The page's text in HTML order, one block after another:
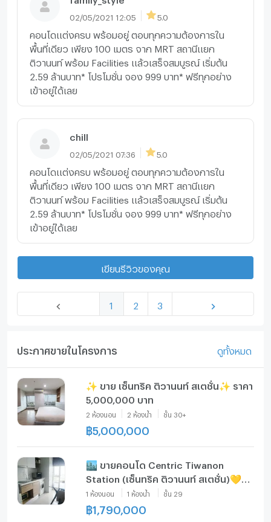
02/05/2021 12:05 5.0
คอนโดแต่งครบ พร้อมอยู่ ตอบทุกความต้องการใน
พื้นที่เดียว เพียง 100 เมตร จาก MRT สถานีแยก
ติวานนท์ พร้อม Facilities แล้วเสร็จสมบูรณ์ เริ่มต้น
2.59 ล้านบาท* โปรโมชั่น จอง 999 บาท* ฟรีทุกอย่าง
เข้าอยู่ได้เลย
chill
02/05/2021 07:36 5.0
คอนโดแต่งครบ พร้อมอยู่ ตอบทุกความต้องการใน
พื้นที่เดียว เพียง 100 เมตร จาก MRT สถานีแยก
ติวานนท์ พร้อม Facilities แล้วเสร็จสมบูรณ์ เริ่มต้น
2.59 ล้านบาท* โปรโมชั่น จอง 999 บาท* ฟรีทุกอย่าง
เข้าอยู่ได้เลย
เขียนรีวิวของคุณ
1 2 3
ประกาศขายในโครงการ ดูทั้งหมด
✨ ขาย เซ็นทริค ติวานนท์ สเตชั่น✨ ราคา
5,000,000 บาท
2 ห้องนอน 2 ห้องน้ำ ชั้น 30+
฿5,000,000
🏙️ ขายคอนโด Centric Tiwanon
Station (เซ็นทริค ติวานนท์ สเตชั่น)💛🧡
💚โทร/ไลน์ 094-936-0011h💛🧡💚
1 ห้องนอน 1 ห้องน้ำ ชั้น 29
฿1,790,000